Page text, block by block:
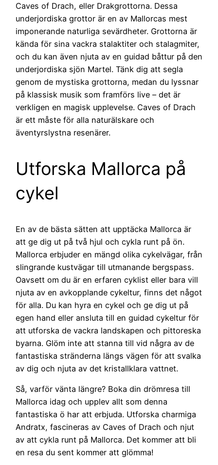
Caves of Drach, eller Drakgrottorna. Dessa
underjordiska grottor är en av Mallorcas mest
imponerande naturliga sevärdheter. Grottorna är
kända för sina vackra stalaktiter och stalagmiter,
och du kan även njuta av en guidad båttur på den
underjordiska sjön Martel. Tänk dig att segla
genom de mystiska grottorna, medan du lyssnar
på klassisk musik som framförs live – det är
verkligen en magisk upplevelse. Caves of Drach
är ett måste för alla naturälskare och
äventyrslystna resenärer.
Utforska Mallorca på
cykel
En av de bästa sätten att upptäcka Mallorca är
att ge dig ut på två hjul och cykla runt på ön.
Mallorca erbjuder en mängd olika cykelvägar, från
slingrande kustvägar till utmanande bergspass.
Oavsett om du är en erfaren cyklist eller bara vill
njuta av en avkopplande cykeltur, finns det något
för alla. Du kan hyra en cykel och ge dig ut på
egen hand eller ansluta till en guidad cykeltur för
att utforska de vackra landskapen och pittoreska
byarna. Glöm inte att stanna till vid några av de
fantastiska stränderna längs vägen för att svalka
av dig och njuta av det kristallklara vattnet.
Så, varför vänta längre? Boka din drömresa till
Mallorca idag och upplev allt som denna
fantastiska ö har att erbjuda. Utforska charmiga
Andratx, fascineras av Caves of Drach och njut
av att cykla runt på Mallorca. Det kommer att bli
en resa du sent kommer att glömma!